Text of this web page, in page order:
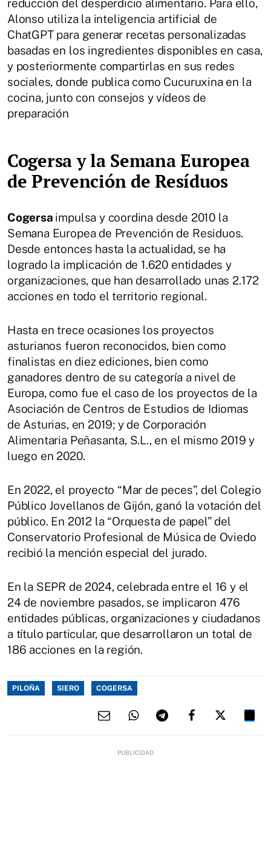
reducción del desperdicio alimentario. Para ello,
Alonso utiliza la inteligencia artificial de
ChatGPT para generar recetas personalizadas
basadas en los ingredientes disponibles en casa,
y posteriormente compartirlas en sus redes
sociales, donde publica como Cucuruxina en la
cocina, junto con consejos y vídeos de
preparación
Cogersa y la Semana Europea
de Prevención de Resíduos
Cogersa impulsa y coordina desde 2010 la
Semana Europea de Prevención de Residuos.
Desde entonces hasta la actualidad, se ha
logrado la implicación de 1.620 entidades y
organizaciones, que han desarrollado unas 2.172
acciones en todo el territorio regional.
Hasta en trece ocasiones los proyectos
asturianos fueron reconocidos, bien como
finalistas en diez ediciones, bien como
ganadores dentro de su categoría a nivel de
Europa, como fue el caso de los proyectos de la
Asociación de Centros de Estudios de Idiomas
de Asturias, en 2019; y de Corporación
Alimentaria Peñasanta, S.L., en el mismo 2019 y
luego en 2020.
En 2022, el proyecto “Mar de peces”, del Colegio
Público Jovellanos de Gijón, ganó la votación del
público. En 2012 la “Orquesta de papel” del
Conservatorio Profesional de Música de Oviedo
recibió la mención especial del jurado.
En la SEPR de 2024, celebrada entre el 16 y el
24 de noviembre pasados, se implicaron 476
entidades públicas, organizaciones y ciudadanos
a título particular, que desarrollaron un total de
186 acciones en la región.
PILOÑA SIERO COGERSA